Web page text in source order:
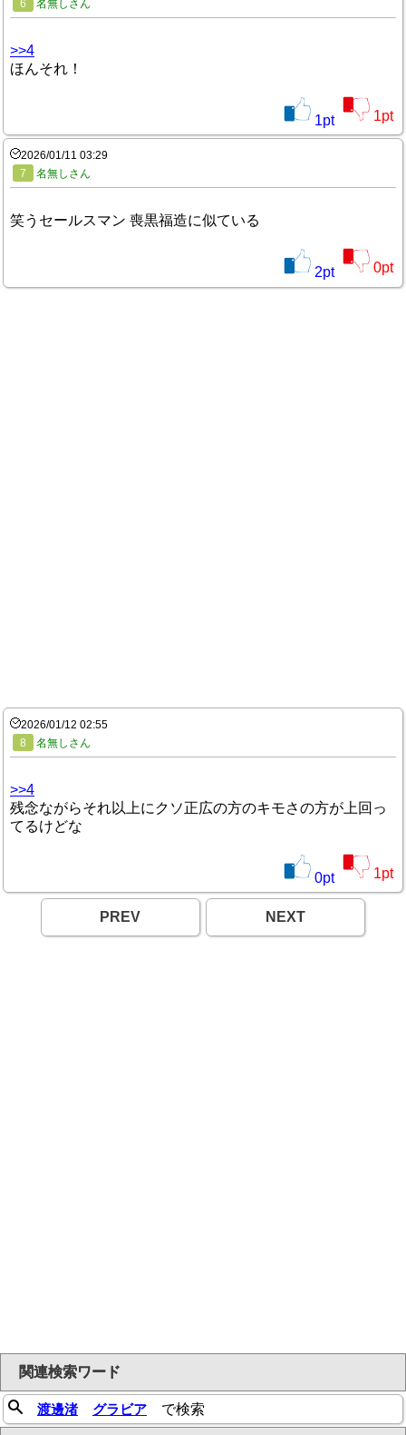
6 名無しさん
>>4
ほんそれ！
1pt 1pt
2026/01/11 03:29
7
名無しさん
笑うセールスマン 喪黒福造に似ている
2pt 0pt
2026/01/12 02:55
8
名無しさん
>>4
残念ながらそれ以上にクソ正広の方のキモさの方が上回っ
てるけどな
0pt 1pt
PREV NEXT
関連検索ワード
渡邊渚 グラビア で検索